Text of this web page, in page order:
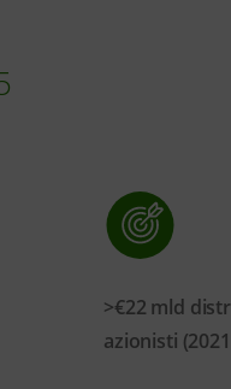
>€22 mld
azionisti